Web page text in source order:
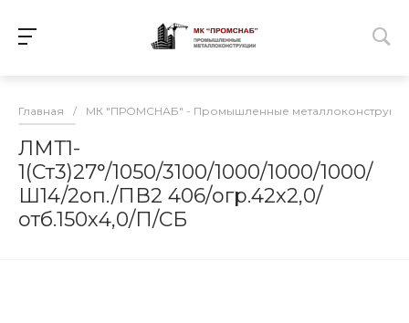
Главная / МК "ПРОМСНАБ" - Промышленные
ЛМТ1-
1(Ст3)27°/1050/3100/1000/1000/1000/
Ш14/2оп./ПВ2 406/огр.42х2,0/
отб.150х4,0/П/СБ